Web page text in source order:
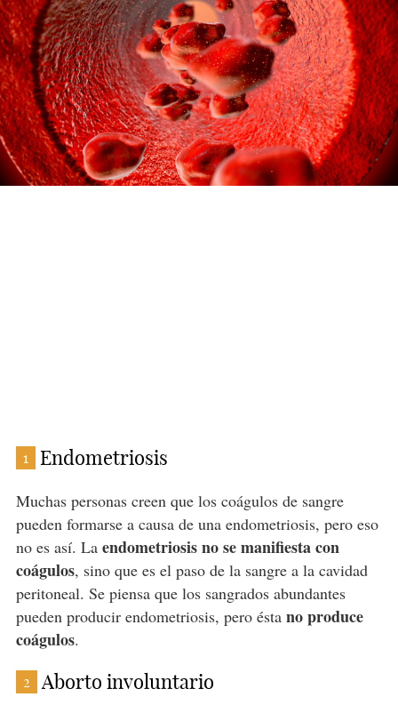
1 Endometriosis
Muchas personas creen que los coágulos de sangre
pueden formarse a causa de una endometriosis, pero eso
no es así. La endometriosis no se manifiesta con
coágulos, sino que es el paso de la sangre a la cavidad
peritoneal. Se piensa que los sangrados abundantes
pueden producir endometriosis, pero ésta no produce
coágulos.
2 Aborto involuntario